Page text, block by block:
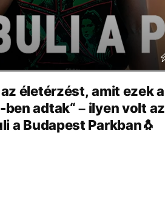
életérzést, amit ezek a
ben adtak“ – ilyen volt az
a Budapest Parkban🐧